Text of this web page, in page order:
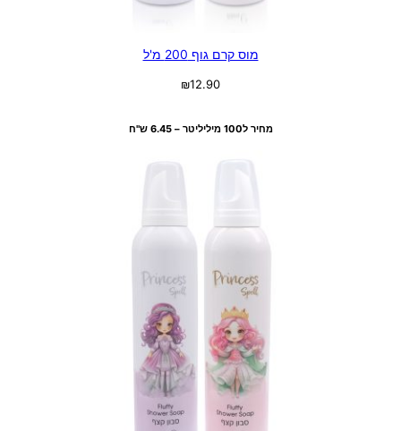
מוס קרם גוף 200 מ'ל
₪12.90
מחיר ל100 מיליליטר – 6.45 ש"ח